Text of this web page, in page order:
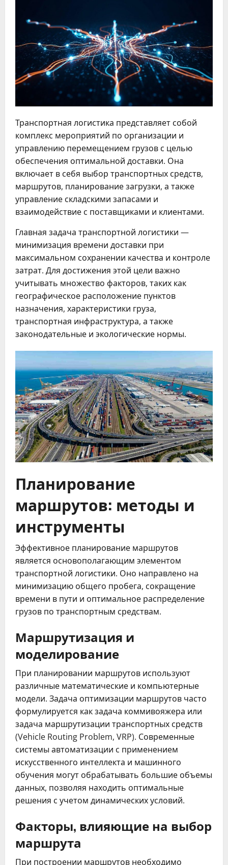
Транспортная логистика представляет собой
комплекс мероприятий по организации и
управлению перемещением грузов с целью
обеспечения оптимальной доставки. Она
включает в себя выбор транспортных средств,
маршрутов, планирование загрузки, а также
управление складскими запасами и
взаимодействие с поставщиками и клиентами.
Главная задача транспортной логистики —
минимизация времени доставки при
максимальном сохранении качества и контроле
затрат. Для достижения этой цели важно
учитывать множество факторов, таких как
географическое расположение пунктов
назначения, характеристики груза,
транспортная инфраструктура, а также
законодательные и экологические нормы.
Планирование
маршрутов: методы и
инструменты
Эффективное планирование маршрутов
является основополагающим элементом
транспортной логистики. Оно направлено на
минимизацию общего пробега, сокращение
времени в пути и оптимальное распределение
грузов по транспортным средствам.
Маршрутизация и
моделирование
При планировании маршрутов используют
различные математические и компьютерные
модели. Задача оптимизации маршрутов часто
формулируется как задача коммивояжера или
задача маршрутизации транспортных средств
(Vehicle Routing Problem, VRP). Современные
системы автоматизации с применением
искусственного интеллекта и машинного
обучения могут обрабатывать большие объемы
данных, позволяя находить оптимальные
решения с учетом динамических условий.
Факторы, влияющие на выбор
маршрута
При построении маршрутов необходимо